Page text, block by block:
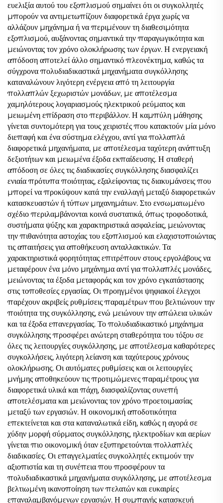
ευελιξία αυτού του εξοπλισμού σημαίνει ότι οι συγκολλητές
μπορούν να αντιμετωπίζουν διαφορετικά έργα χωρίς να
αλλάζουν μηχάνημα ή να περιμένουν τη διαθεσιμότητα
εξοπλισμού, αυξάνοντας σημαντικά την παραγωγικότητα και
μειώνοντας τον χρόνο ολοκλήρωσης των έργων. Η ενεργειακή
απόδοση αποτελεί άλλο σημαντικό πλεονέκτημα, καθώς τα
σύγχρονα πολυδιαδικαστικά μηχανήματα συγκόλλησης
καταναλώνουν λιγότερη ενέργεια από τη λειτουργία
πολλαπλών ξεχωριστών μονάδων, με αποτέλεσμα
χαμηλότερους λογαριασμούς ηλεκτρικού ρεύματος και
μειωμένη επίδραση στο περιβάλλον. Η καμπύλη μάθησης
γίνεται συντομότερη για τους χειριστές που κατακτούν μία μόνο
διεπαφή και ένα σύστημα ελέγχου, αντί για πολλαπλά
διαφορετικά μηχανήματα, με αποτέλεσμα ταχύτερη ανάπτυξη
δεξιοτήτων και μειωμένα έξοδα εκπαίδευσης. Η σταθερή
απόδοση σε όλες τις διαδικασίες συγκόλλησης διασφαλίζει
ενιαία πρότυπα ποιότητας, εξαλείφοντας τις διακυμάνσεις που
μπορεί να προκύψουν κατά την εναλλαγή μεταξύ διαφορετικών
κατασκευαστών ή τύπων μηχανημάτων. Στο ενσωματωμένο
σχέδιο περιλαμβάνονται κοινά συστατικά, όπως τροφοδοτικά,
συστήματα ψύξης και χαρακτηριστικά ασφαλείας, μειώνοντας
την πιθανότητα αστοχίας του εξοπλισμού και ελαχιστοποιώντας
τις απαιτήσεις για αποθήκευση ανταλλακτικών. Τα
χαρακτηριστικά φορητότητας επιτρέπουν στους εργολάβους να
μεταφέρουν ένα μόνο μηχάνημα αντί για πολλαπλές μονάδες,
μειώνοντας τα έξοδα μεταφοράς και τον χρόνο εγκατάστασης
στις τοποθεσίες εργασίας. Οι προηγμένοι ψηφιακοί έλεγχοι
παρέχουν ακριβείς ρυθμίσεις παραμέτρων που βελτιώνουν την
ποιότητα της συγκόλλησης, ενώ μειώνουν την απώλεια υλικών
και τα έξοδα επανεργασίας. Το πολυδιαδικαστικό μηχάνημα
συγκόλλησης προσφέρει ανώτερη σταθερότητα του τόξου σε
όλες τις λειτουργίες συγκόλλησης, με αποτέλεσμα καθαρότερες
συγκολλήσεις, λιγότερη λείανση και ταχύτερους χρόνους
ολοκλήρωσης. Οι αυτόματες ρυθμίσεις και οι λειτουργίες
μνήμης αποθηκεύουν τις προτιμώμενες παραμέτρους για
διαφορετικά υλικά και πάχη, διασφαλίζοντας συνεπή
αποτελέσματα και μειώνοντας τον χρόνο προετοιμασίας
μεταξύ των εργασιών. Η οικονομική αποδοτικότητα
επεκτείνεται και στα καταναλωτικά είδη, καθώς η αγορά σε
χύδην μορφή σύρματος συγκόλλησης, ηλεκτροδίων και αερίων
γίνεται πιο οικονομική όταν εξυπηρετούνται πολλαπλές
διαδικασίες. Οι επαγγελματίες συγκολλητές εκτιμούν την
αξιοπιστία και τη συνέπεια που προσφέρουν τα
πολυδιαδικαστικά μηχανήματα συγκόλλησης, με αποτέλεσμα
βελτιωμένη ικανοποίηση των πελατών και ευκαιρίες
επαναλαμβανόμενων εργασιών. Η συμπαγής κατασκευή